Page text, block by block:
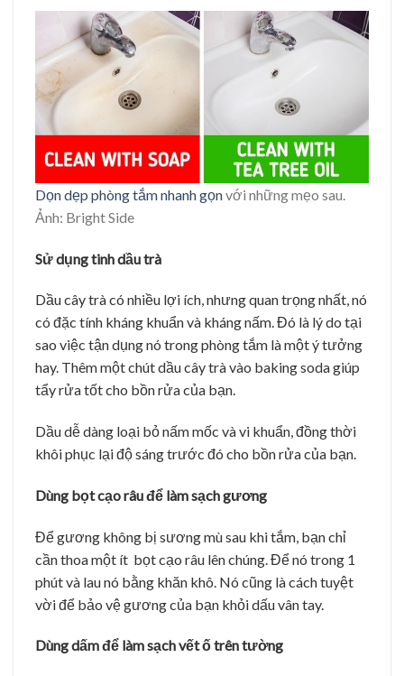
Dọn dẹp phòng tắm nhanh gọnvới những mẹo sau.
Ảnh: Bright Side
Sử dụng tinh dầu trà
Dầu cây trà có nhiều lợi ích, nhưng quan trọng nhất, nó
có đặc tính kháng khuẩn và kháng nấm. Đó là lý do tại
sao việc tận dụng nó trong phòng tắm là một ý tưởng
hay. Thêm một chút dầu cây trà vào baking soda giúp
tẩy rửa tốt cho bồn rửa của bạn.
Dầu dễ dàng loại bỏ nấm mốc và vi khuẩn, đồng thời
khôi phục lại độ sáng trước đó cho bồn rửa của bạn.
Dùng bọt cạo râu để làm sạch gương
Để gương không bị sương mù sau khi tắm, bạn chỉ
cần thoa một ít bọt cạo râu lên chúng. Để nó trong 1
phút và lau nó bằng khăn khô. Nó cũng là cách tuyệt
vời để bảo vệ gương của bạn khỏi dấu vân tay.
Dùng dấm để làm sạch vết ố trên tường